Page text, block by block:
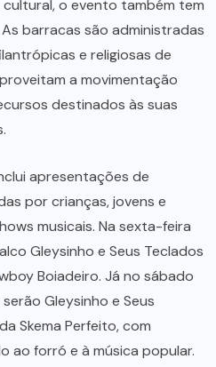
o evento também tem
barracas são administradas
e religiosas de
a movimentação
destinados às suas
apresentações de
por crianças, jovens e
musicais. Na sexta-feira
Gleysinho e Seus Teclados
Boiadeiro. Já no sábado
Gleysinho e Seus
Skema Perfeito, com
ao forró e à música popular.